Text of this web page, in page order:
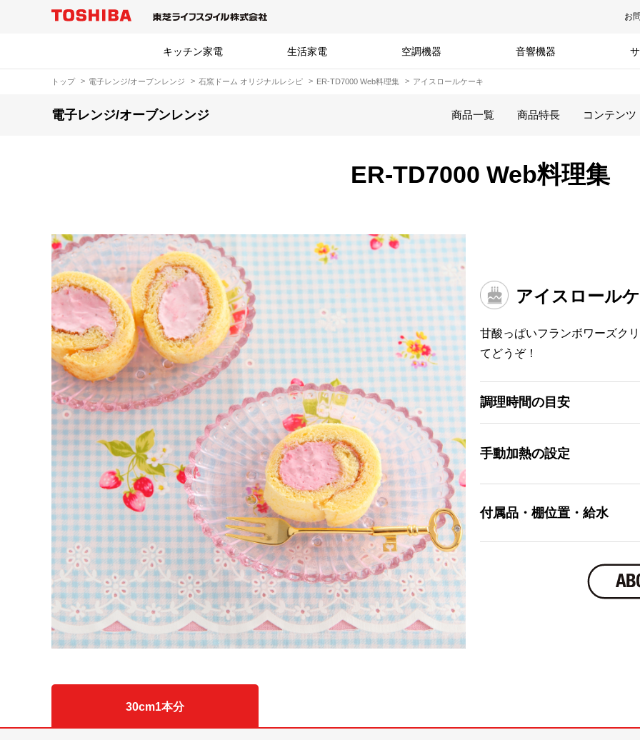
お
キッチン家電 生活家電 空調機器 音響機器
トップ 電子レンジ/オーブンレンジ 石窯ドーム オリジナルレシピ ER-TD7000 Web料理集 アイスロールケーキ
電子レンジ/オーブンレンジ 商品一覧 商品特長 コンテンツ
ER-TD7000 Web料理集
アイスロール
甘酸っぱいフランボワーズク
てどうぞ！
調理時間の目安
手動加熱の設定
付属品・棚位置・給水
30cm1本分